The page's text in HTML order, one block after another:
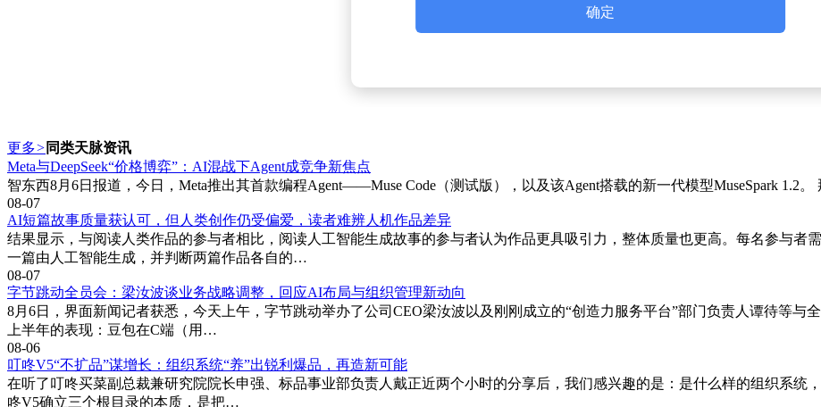
确定
更多> 同类天脉资讯
Meta与DeepSeek“价格博弈”：AI混战下Agent成竞争新焦点
智东西8月6日报道，今日，Meta推出其首款编程Agent——Muse Code（测试版），以及该Agent搭载的新一代模型MuseSpark 1.2
08-07
AI短篇故事质量获认可，但人类创作仍受偏爱，读者难辨人机作品差异
结果显示，与阅读人类作品的参与者相比，阅读人工智能生成故事的参与者认为作品更具吸引力，整体质量也更高。每名参与者
一篇由人工智能生成，并判断两篇作品各自的…
08-07
字节跳动全员会：梁汝波谈业务战略调整，回应AI布局与组织管理新动向
8月6日，界面新闻记者获悉，今天上午，字节跳动举办了公司CEO梁汝波以及刚刚成立的“创造力服务平台”部门负责人谭待等与
上半年的表现：豆包在C端（用…
08-06
叮咚V5“不扩品”谋增长：组织系统“养”出锐利爆品，再造新可能
在听了叮咚买菜副总裁兼研究院院长申强、标品事业部负责人戴正近两个小时的分享后，我们感兴趣的是：是什么样的组织系统
咚V5确立三个根目录的本质，是把…